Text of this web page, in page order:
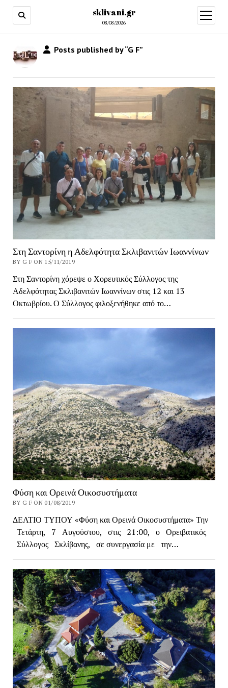
sklivani.gr
08/08/2026
open
menu
Posts published by “G F”
Στη Σαντορίνη η Αδελφότητα Σκλιβανιτών Ιωαννίνων
BY G F ON 15/11/2019
Στη Σαντορίνη χόρεψε ο Χορευτικός Σύλλογος της
Αδελφότητας Σκλιβανιτών Ιωαννίνων στις 12 και 13
Οκτωβρίου. Ο Σύλλογος φιλοξενήθηκε από το…
Φύση και Ορεινά Οικοσυστήματα
BY G F ON 01/08/2019
ΔΕΛΤΙΟ ΤΥΠΟΥ «Φύση και Ορεινά Οικοσυστήματα» Την
Τετάρτη, 7 Αυγούστου, στις 21:00, ο Ορειβατικός
Σύλλογος Σκλίβανης, σε συνεργασία με την…